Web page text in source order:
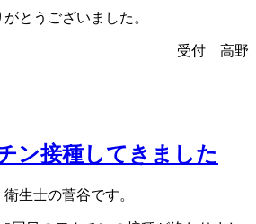
とうございました。
高野
ン接種してきました
生士の菅谷です。